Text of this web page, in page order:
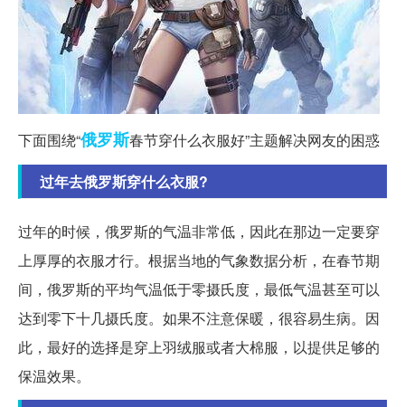
下面围绕“俄罗斯春节穿什么衣服好”主题解决网友的困惑
过年去俄罗斯穿什么衣服?
过年的时候，俄罗斯的气温非常低，因此在那边一定要穿
上厚厚的衣服才行。根据当地的气象数据分析，在春节期
间，俄罗斯的平均气温低于零摄氏度，最低气温甚至可以
达到零下十几摄氏度。如果不注意保暖，很容易生病。因
此，最好的选择是穿上羽绒服或者大棉服，以提供足够的
保温效果。